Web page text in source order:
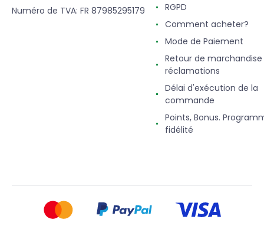
Numéro de TVA: FR 87985295179
RGPD
Comment acheter?
Mode de Paiement
Retour de
réclamations
Délai d'exécution de la
commande
Points, Bonus.
fidélité